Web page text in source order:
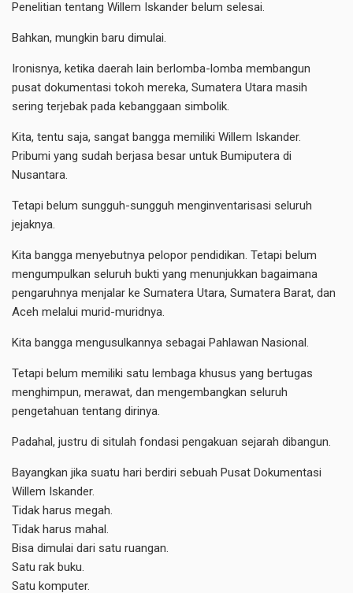
Penelitian tentang Willem Iskander belum selesai.
Bahkan, mungkin baru dimulai.
Ironisnya, ketika daerah lain berlomba-lomba membangun
pusat dokumentasi tokoh mereka, Sumatera Utara masih
sering terjebak pada kebanggaan simbolik.
Kita, tentu saja, sangat bangga memiliki Willem Iskander.
Pribumi yang sudah berjasa besar untuk Bumiputera di
Nusantara.
Tetapi belum sungguh-sungguh menginventarisasi seluruh
jejaknya.
Kita bangga menyebutnya pelopor pendidikan. Tetapi belum
mengumpulkan seluruh bukti yang menunjukkan bagaimana
pengaruhnya menjalar ke Sumatera Utara, Sumatera Barat, dan
Aceh melalui murid-muridnya.
Kita bangga mengusulkannya sebagai Pahlawan Nasional.
Tetapi belum memiliki satu lembaga khusus yang bertugas
menghimpun, merawat, dan mengembangkan seluruh
pengetahuan tentang dirinya.
Padahal, justru di situlah fondasi pengakuan sejarah dibangun.
Bayangkan jika suatu hari berdiri sebuah Pusat Dokumentasi
Willem Iskander.
Tidak harus megah.
Tidak harus mahal.
Bisa dimulai dari satu ruangan.
Satu rak buku.
Satu komputer.